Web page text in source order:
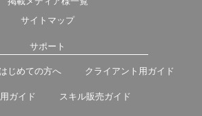
サイトマップ
サポート
はじめての方へ クライアント用ガイド
ガイド スキル販売ガイド